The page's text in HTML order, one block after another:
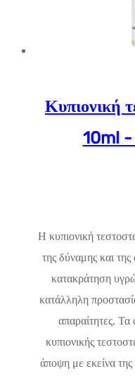
Κυπιονική
10ml -
Η κυπιονική
της δύναμης και
κατακράτηση
κατάλληλη
απαραίτητες. Τα
κυπιονικής
άποψη με εκείνα